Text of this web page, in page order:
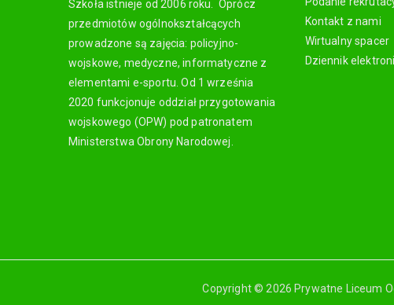
Szkoła istnieje od 2006 roku. Oprócz
przedmiotów ogólnokształcących
prowadzone są zajęcia: policyjno-
wojskowe, medyczne, informatyczne z
elementami e-sportu. Od 1 września
2020 funkcjonuje oddział przygotowania
wojskowego (OPW) pod patronatem
Ministerstwa Obrony Narodowej.
Kontakt z nami
Wirtualny spacer
Dziennik
Copyright © 2026 Prywatne Liceum